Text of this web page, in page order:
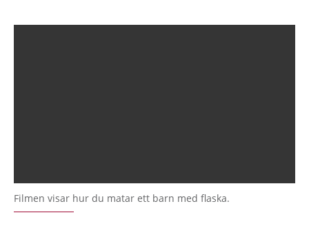
Filmen visar hur du matar ett barn med flaska.